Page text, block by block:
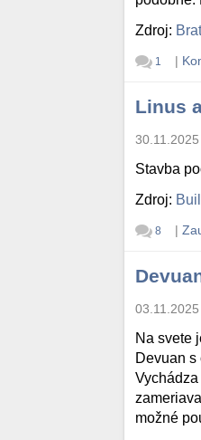
Zdroj:
1 |
Linus
Stavba
Zdroj:
8 |
Na svete
Devuan s
možné